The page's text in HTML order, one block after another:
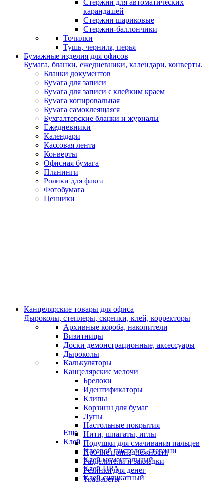
Стержни для автоматических
карандашей
Стержни шариковые
Стержни-баллончики
Точилки
Тушь, чернила, перья
Бумажные изделия для офисов
Бумага, бланки, ежедневники, календари, конверты.
Бланки документов
Бумага для записи
Бумага для записи с клейким краем
Бумага копировальная
Бумага самоклеящаяся
Бухгалтерские бланки и журналы
Ежедневники
Календари
Кассовая лента
Конверты
Офисная бумага
Планинги
Ролики для факса
Фотобумага
Ценники
Канцелярские товары для офиса
Дыроколы, степлеры, скрепки, клей, корректоры
Архивные короба, накопители
Визитницы
Доски демонстрационные, аксессуары
Дыроколы
Калькуляторы
Канцелярские мелочи
Брелоки
Идентификаторы
Клипы
Корзины для бумаг
Лупы
Настольные покрытия
Нити, шпагаты, иглы
Подушки для смачивания пальцев
Прочие принадлежности
Разделители и закладки
Резинки для денег
Трафареты
Еще
Клей
Клеевой пистолет, стержни
Клей моментальный
Клей ПВА
Клей силикатный